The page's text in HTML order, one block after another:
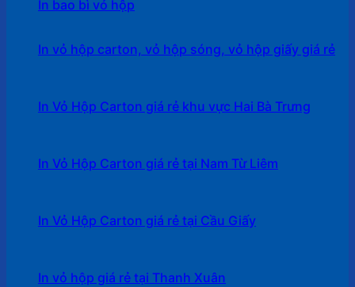
In bao bì vỏ hộp
In vỏ hộp carton, vỏ hộp sóng, vỏ hộp giấy giá rẻ
In Vỏ Hộp Carton giá rẻ khu vực Hai Bà Trưng
In Vỏ Hộp Carton giá rẻ tại Nam Từ Liêm
In Vỏ Hộp Carton giá rẻ tại Cầu Giấy
In vỏ hộp giá rẻ tại Thanh Xuân